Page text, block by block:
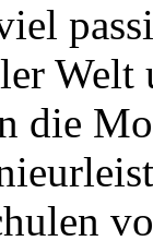
Welt
die